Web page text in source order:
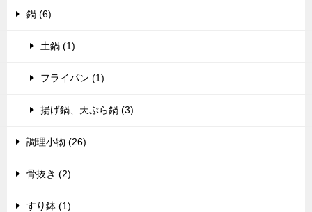
鍋 (6)
土鍋 (1)
フライパン (1)
揚げ鍋、天ぷら鍋 (3)
調理小物 (26)
骨抜き (2)
すり鉢 (1)